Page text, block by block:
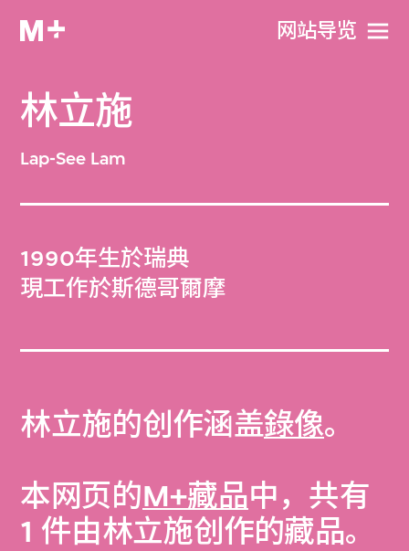
网站导览
林立施
Lap-See Lam
1990年生於瑞典
現工作於斯德哥爾摩
林立施的创作涵盖錄像。
本网页的M+藏品中，共有
1 件由林立施创作的藏品。